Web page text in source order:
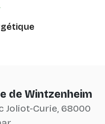
de Wintzenheim
Joliot-Curie, 68000